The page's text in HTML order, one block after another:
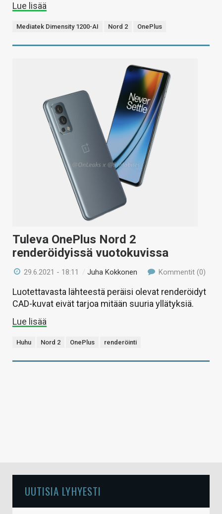
Lue lisää
Mediatek Dimensity 1200-AI Nord 2 OnePlus
Tuleva OnePlus Nord 2
renderöidyissä vuotokuvissa
29.6.2021 - 18:11 /Juha Kokkonen Kommentit (0)
Luotettavasta lähteestä peräisi olevat renderöidyt
CAD-kuvat eivät tarjoa mitään suuria yllätyksiä.
Lue lisää
Huhu Nord 2 OnePlus renderöinti
UUTISIA LYHYESTI